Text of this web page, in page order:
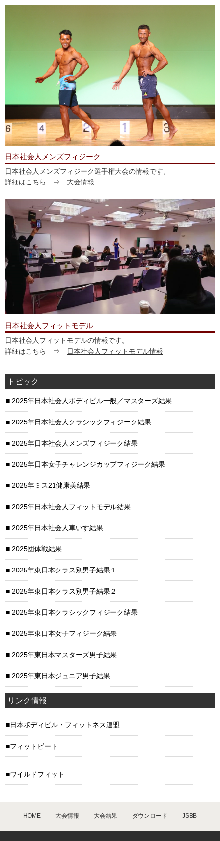
日本社会人メンズフィジーク
日本社会人メンズフィジーク選手権大会の情報です。
詳細はこちら ⇒ 大会情報
日本社会人フィットモデル
日本社会人フィットモデルの情報です。
詳細はこちら ⇒
日本社会人フィットモデル情報
トピック
2025年日本社会人ボディビル一般／マスターズ結果
2025年日本社会人クラシックフィジーク結果
2025年日本社会人メンズフィジーク結果
2025年日本女子チャレンジカップフィジーク結果
2025年ミス21健康美結果
2025年日本社会人フィットモデル結果
2025年日本社会人車いす結果
2025団体戦結果
2025年東日本クラス別男子結果１
2025年東日本クラス別男子結果２
2025年東日本クラシックフィジーク結果
2025年東日本女子フィジーク結果
2025年東日本マスターズ男子結果
2025年東日本ジュニア男子結果
リンク情報
日本ボディビル・フィットネス連盟
フィットビート
ワイルドフィット
HOME 大会情報 大会結果 ダウンロード JSBB